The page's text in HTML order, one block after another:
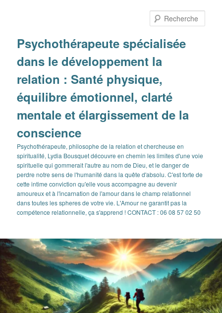
Psychothérapeute spécialisée
dans le développement la
relation : Santé physique,
équilibre émotionnel, clarté
mentale et élargissement de la
conscience
Psychothérapeute, philosophe de la relation et chercheuse en
spiritualité, Lydia Bousquet découvre en chemin les limites d'une voie
spirituelle qui gommerait l'autre au nom de Dieu, et le danger de
perdre notre sens de l'humanité dans la quête d'absolu. C'est forte de
cette intime conviction qu'elle vous accompagne au devenir
amoureux et à l'incarnation de l'amour dans le champ relationnel
dans toutes les spheres de votre vie. L'Amour ne garantit pas la
compétence relationnelle, ça s'apprend ! CONTACT : 06 08 57 02 50